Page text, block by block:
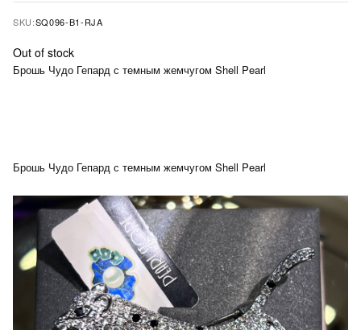
SKU:SQ096-B1-RJA
Out of stock
Брошь Чудо Гепард с темным жемчугом Shell Pearl
Брошь Чудо Гепард с темным жемчугом Shell Pearl